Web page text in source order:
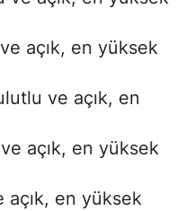
açık, en yüksek
ve açık, en
açık, en yüksek
en yüksek